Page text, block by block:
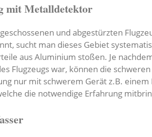
mit Metalldetektor
und abgestürzten
sucht man dieses Gebiet
aus Aluminium stoßen. Je
Flugzeugs war, können die
nur mit schwerem Gerät z.B.
die notwendige Erfahrung